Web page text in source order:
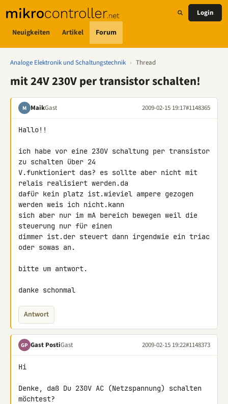
Neuigkeiten Artikel Forum
Login
Analoge Elektronik und Schaltungstechnik › Thread
mit 24V 230V per transistor schalten!
M MaikGast 2009-02-15 19:17#1148365
Hallo!!
ich habe vor eine 230V schaltung per transistor
zu schalten über 24
V.funktioniert das? es sollte aber nicht mit
relais realisiert werden.da
dafür kein platz ist.wieviel ampere gezogen
werden weis ich nicht.kann
sich aber nur im mA bereich bewegen weil die
steuerung nur für einen
dimmer ist.der steuert dann irgendwie ein triac
oder sowas an.
bitte um antwort.
danke schonmal
Antwort
GP Gast PostiGast 2009-02-15 19:22#1148373
Hi
Denke, daß Du 230V AC (Netzspannung) schalten
möchtest?